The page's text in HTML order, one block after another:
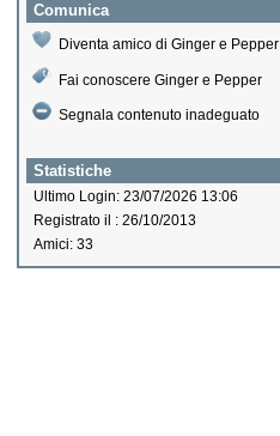
Comunica
Diventa amico di Ginger e Pepper
Fai conoscere Ginger e Pepper
Segnala contenuto inadeguato
Statistiche
Ultimo Login: 23/07/2026 13:06
Registrato il : 26/10/2013
Amici: 33